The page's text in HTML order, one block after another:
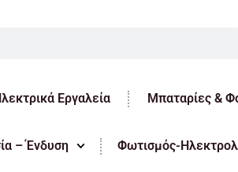
Εργαλεία Μπαταρίες &
– Ένδυση Φωτισμός-